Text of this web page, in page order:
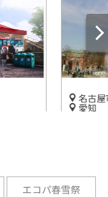
名古屋
愛知
エコパ春雪祭